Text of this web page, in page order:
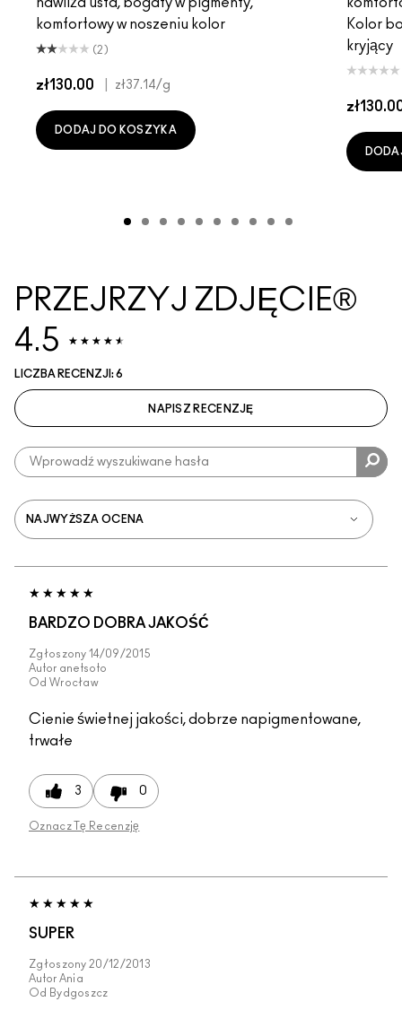
nawilża usta, bogaty w pigmenty,
komfortowy w noszeniu kolor
(2)
zł130.00 zł37.14/g
DODAJ DO KOSZYKA
Kolor
kryjący
PRZEJRZYJ ZDJĘCIE®
4.5
LICZBA RECENZJI: 6
NAPISZ RECENZJĘ
BARDZO DOBRA JAKOŚĆ
Zgłoszony 14/09/2015
Autor anetsoto
Od Wrocław
Cienie świetnej jakości, dobrze napigmentowane,
trwałe
3 0
Oznacz Tę Recenzję
SUPER
Zgłoszony 20/12/2013
Autor Ania
Od Bydgoszcz